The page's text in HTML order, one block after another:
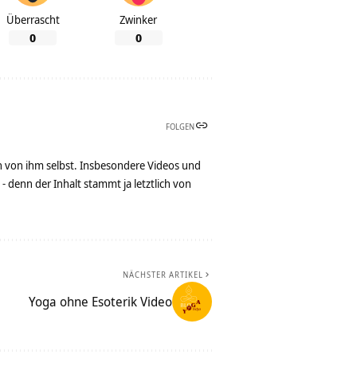
Überrascht
0
Zwinker
0
FOLGEN
ihm selbst. Insbesondere Videos und
denn der Inhalt stammt ja letztlich von
NÄCHSTER ARTIKEL
Yoga ohne Esoterik Video